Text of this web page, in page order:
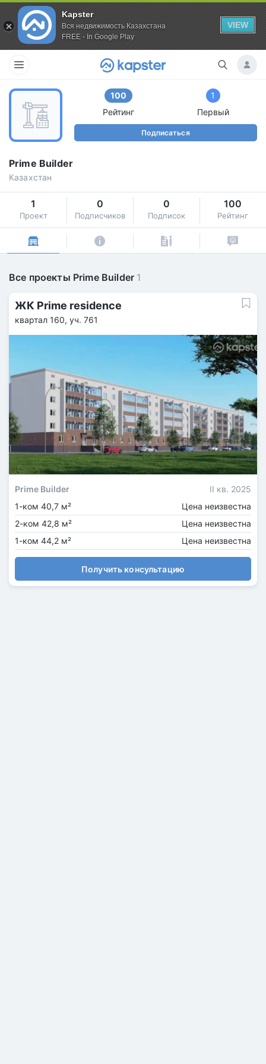
Kapster
Вся недвижимость Казахстана
FREE - In Google Play
VIEW
100
Рейтинг
1
Первый
Подписаться
Prime Builder
Казахстан
1
Проект
0
Подписчиков
0
Подписок
100
Рейтинг
Все проекты Prime Builder 1
ЖК Prime residence
квартал 160, уч. 761
Prime Builder
II кв. 2025
1-ком 40,7 м²
Цена неизвестна
2-ком 42,8 м²
Цена неизвестна
1-ком 44,2 м²
Цена неизвестна
Получить консультацию